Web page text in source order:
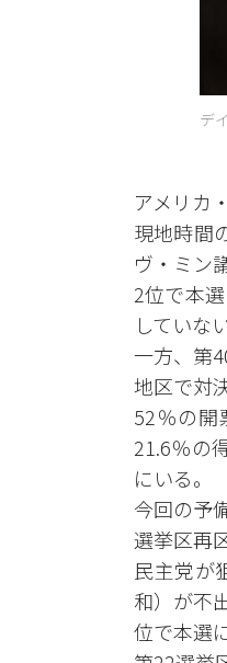
デ
アメリカ
現地時間
ヴ・ミン
2位で本
していな
一方、第
地区で対
52％の開
21.6％の
にいる。
今回の予
選挙区再
民主党が
和）が不
位で本選